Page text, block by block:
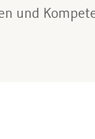
und